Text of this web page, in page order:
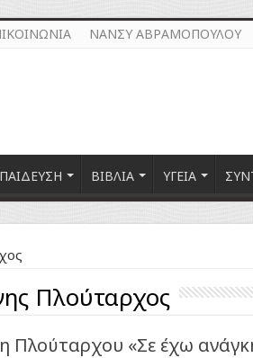
ΝΑΝΣΥ ΑΒΡΑΜΟΠΟΥΛΟΥ
ΒΙΒΛΙΑ ΥΓΕΙΑ
Πλούταρχος
Πλούταρχου «Σε έχω